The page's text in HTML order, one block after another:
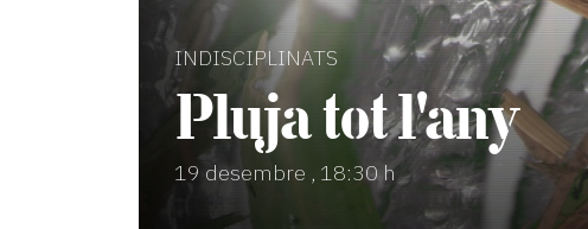
INDISCIPLINATS
Pluja tot l'any
19 desembre , 18:30 h